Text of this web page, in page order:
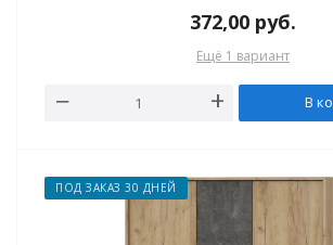
372,00 руб.
Ещё 1 вариант
В
ПОД ЗАКАЗ 30 ДНЕЙ